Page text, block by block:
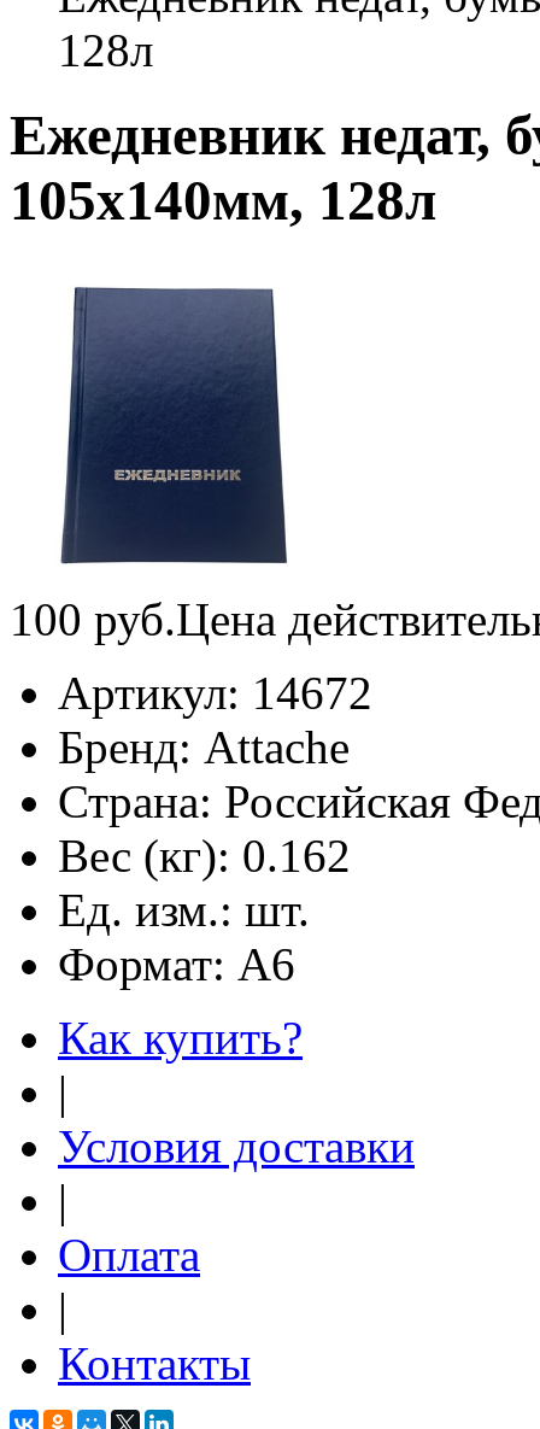
128л
Ежедневник недат,
105х140мм, 128л
100 руб.Цена
Артикул: 14672
Бренд: Attache
Страна: Российская
Вес (кг): 0.162
Ед. изм.: шт.
Формат: А6
Как купить?
|
Условия доставки
|
Оплата
|
Контакты